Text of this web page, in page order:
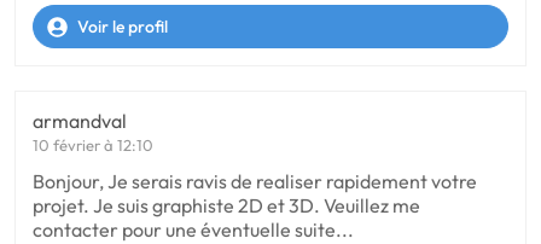
Voir le profil
armandval
10 février à 12:10
Bonjour, Je serais ravis de realiser rapidement votre
projet. Je suis graphiste 2D et 3D. Veuillez me
contacter pour une éventuelle suite...